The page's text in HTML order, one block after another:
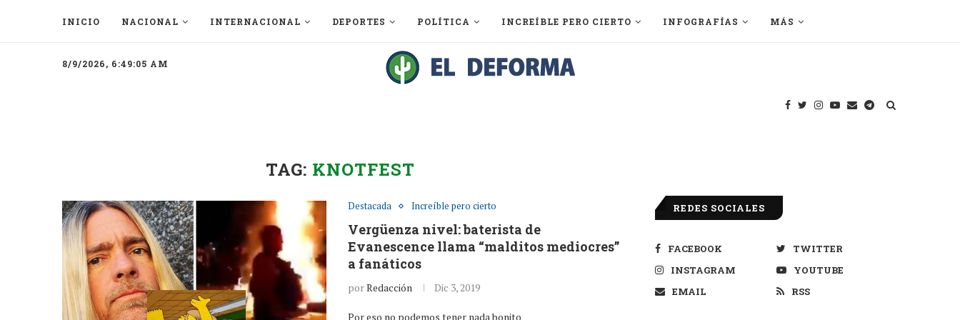
INICIO NACIONAL INTERNACIONAL DEPORTES POLÍTICA INCREÍBLE PERO CIERTO INFOGRAFÍAS MÁS
8/9/2026, 6:49:05 AM
TAG: KNOTFEST
Destacada Increíble pero cierto
Vergüenza nivel: baterista de
Evanescence llama “malditos mediocres”
a fanáticos
porRedacción Dic 3, 2019
Por eso no podemos tener nada bonito
REDES SOCIALES
FACEBOOK
TWITTER
INSTAGRAM
YOUTUBE
EMAIL
RSS